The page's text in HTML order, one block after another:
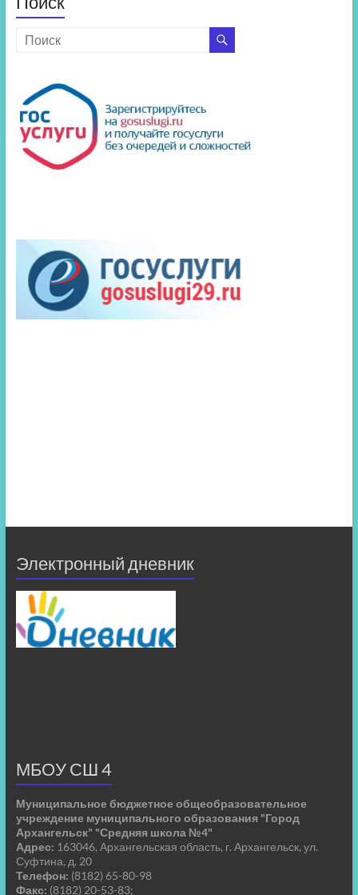
Электронный дневник
МБОУ СШ 4
Муниципальное бюджетное общеобразовательное
учреждение муниципального образования "Город
Архангельск" "Средняя школа №4"
Адрес: 163046, Архангельская область, г. Архангельск, ул.
Суфтина, д. 20
Телефон: (8182) 65-80-98
Факс: (8182) 20-53-83;